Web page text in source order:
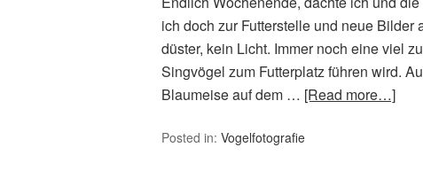
ich doch zur Futterstelle und neue
düster, kein Licht. Immer noch eine viel
Singvögel zum Futterplatz führen wird.
Blaumeise auf dem … [Read more…]
Posted in: Vogelfotografie